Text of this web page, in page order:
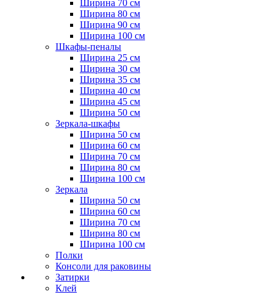
Ширина 70 см
Ширина 80 см
Ширина 90 см
Ширина 100 см
Шкафы-пеналы
Ширина 25 см
Ширина 30 см
Ширина 35 см
Ширина 40 см
Ширина 45 см
Ширина 50 см
Зеркала-шкафы
Ширина 50 см
Ширина 60 см
Ширина 70 см
Ширина 80 см
Ширина 100 см
Зеркала
Ширина 50 см
Ширина 60 см
Ширина 70 см
Ширина 80 см
Ширина 100 см
Полки
Консоли для раковины
Затирки
Клей